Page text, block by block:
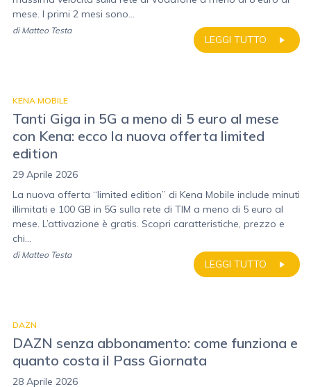
mese. I primi 2 mesi sono...
LEGGI TUTTO
di Matteo Testa
KENA MOBILE
Tanti Giga in 5G a meno di 5 euro al mese
con Kena: ecco la nuova offerta limited
edition
29 Aprile 2026
La nuova offerta “limited edition” di Kena Mobile include minuti
illimitati e 100 GB in 5G sulla rete di TIM a meno di 5 euro al
mese. L’attivazione è gratis. Scopri caratteristiche, prezzo e
chi...
LEGGI TUTTO
di Matteo Testa
DAZN
DAZN senza abbonamento: come funziona e
quanto costa il Pass Giornata
28 Aprile 2026